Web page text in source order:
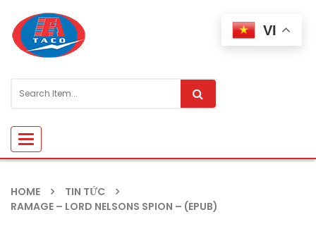
Toggle
navigation
HOME
TIN TỨC
RAMAGE – LORD NELSONS SPION – (EPUB)
VI